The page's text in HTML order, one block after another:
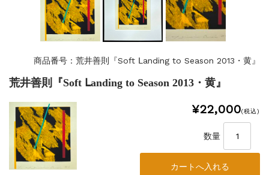
商品番号：荒井善則『Soft Ⅼanding to Season 2013・黄』
荒井善則『Soft Ⅼanding to Season 2013・黄』
¥22,000(税込)
数量